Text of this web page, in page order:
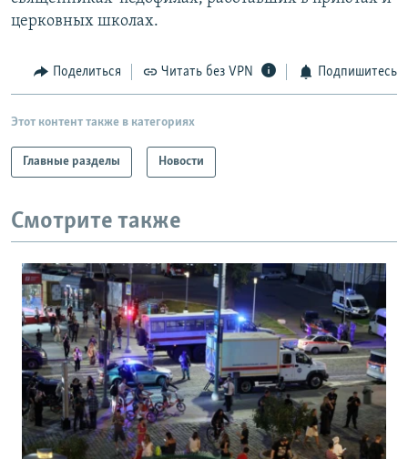
Все сайты РСЕ/РС
церковных школах.
Поделиться Читать без VPN Подпишитесь
Этот контент также в категориях
Главные разделы Новости
Смотрите также